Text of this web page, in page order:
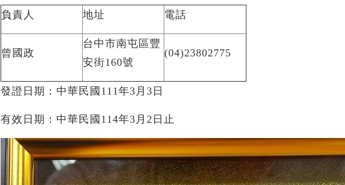
負責人 地址 電話
曾國政
台中市南屯區豐
安街160號
(04)23802775
發證日期：中華民國111年3月3日
有效日期：中華民國114年3月2日止